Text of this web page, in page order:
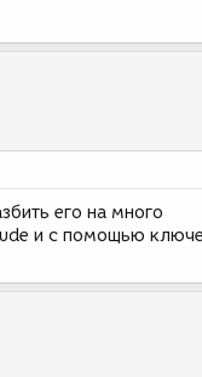
его на много
и с помощью